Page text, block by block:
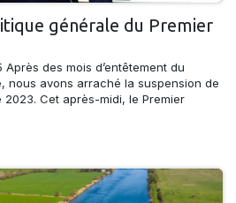
générale du Premier
des mois d’entêtement du
nous avons arraché la suspension de
Cet après-midi, le Premier